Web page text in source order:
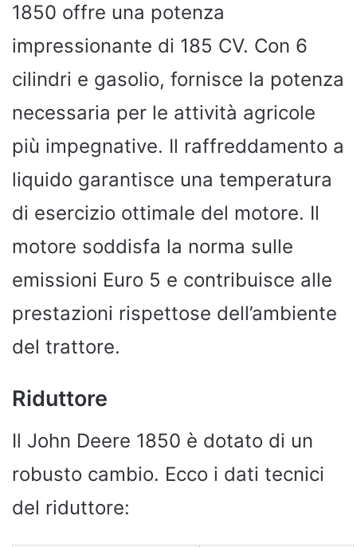
1850 offre una potenza
impressionante di 185 CV. Con 6
cilindri e gasolio, fornisce la potenza
necessaria per le attività agricole
più impegnative. Il raffreddamento a
liquido garantisce una temperatura
di esercizio ottimale del motore. Il
motore soddisfa la norma sulle
emissioni Euro 5 e contribuisce alle
prestazioni rispettose dell’ambiente
del trattore.
Riduttore
Il John Deere 1850 è dotato di un
robusto cambio. Ecco i dati tecnici
del riduttore: